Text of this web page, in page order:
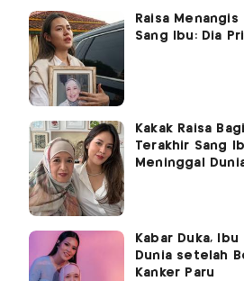
Raisa
Sang Ibu: Dia
Kakak Raisa
Terakhir Sang
Meninggal
Kabar Duka, Ibu
Dunia setelah
Kanker Paru